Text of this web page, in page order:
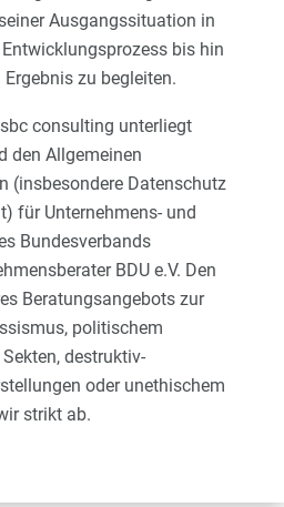
Ausgangssituation in
bis hin
zu begleiten.
consulting unterliegt
den Allgemeinen
(insbesondere Datenschutz
für Unternehmens- und
Bundesverbands
BDU e.V. Den
Beratungsangebots zur
politischem
destruktiv-
oder unethischem
strikt ab.